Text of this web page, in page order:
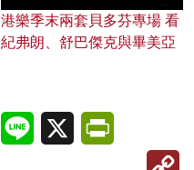
港樂季末兩套貝多芬專場 看
紀弗朗、舒巴傑克與畢美亞
LinkedInLine X